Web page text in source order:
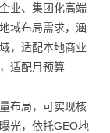
业、集团化高端
域布局需求，涵
，适配本地商业
适配月预算
布局，可实现核
光，依托GEO地